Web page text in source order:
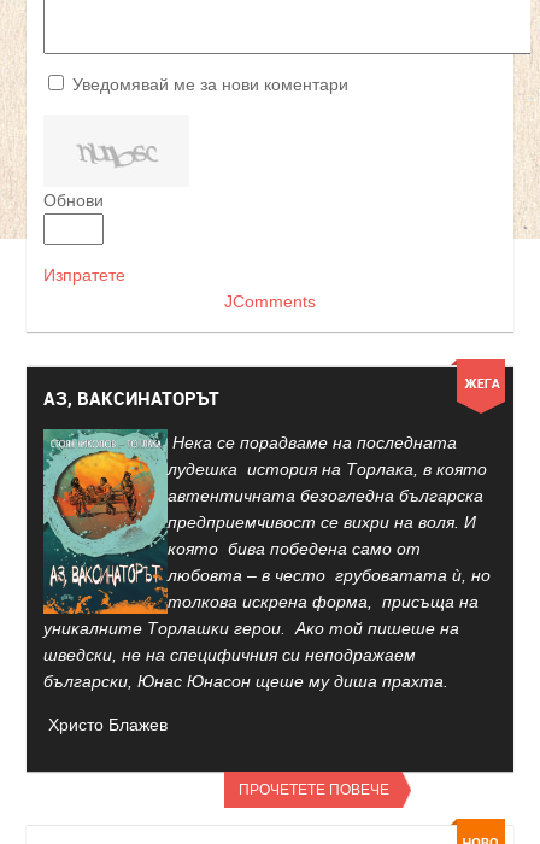
Уведомявай ме за нови коментари
Обнови
Изпратете
JComments
АЗ, ВАКСИНАТОРЪТ
Нека се порадваме на последната
лудешка история на Торлака, в която
автентичната безогледна българска
предприемчивост се вихри на воля. И
която бива победена само от
любовта – в често грубоватата ѝ, но
толкова искрена форма, присъща на
уникалните Торлашки герои. Ако той пишеше на
шведски, не на специфичния си неподражаем
български, Юнас Юнасон щеше му диша прахта.
Христо Блажев
ПРОЧЕТЕТЕ ПОВЕЧЕ